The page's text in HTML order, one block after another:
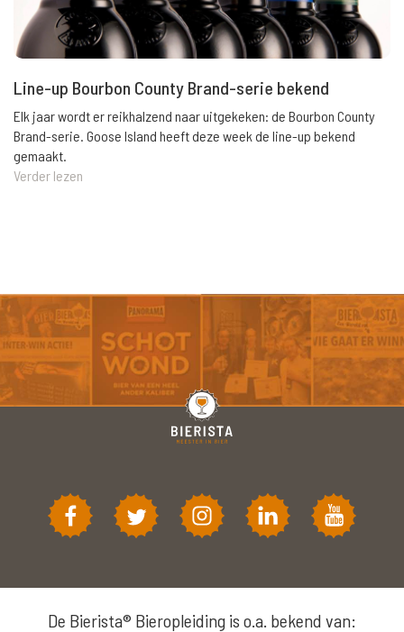
Line-up Bourbon County Brand-serie bekend
Elk jaar wordt er reikhalzend naar uitgekeken: de Bourbon County
Brand-serie. Goose Island heeft deze week de line-up bekend
gemaakt.
Verder lezen
De Bierista® Bieropleiding is o.a. bekend van: